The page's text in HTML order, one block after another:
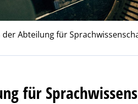
der Abteilung für
für